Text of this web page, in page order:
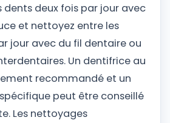
dents deux fois par jour avec
et nettoyez entre les
jour avec du fil dentaire ou
Un dentifrice au
recommandé et un
peut être conseillé
Les nettoyages